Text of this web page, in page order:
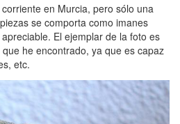
en Murcia, pero sólo una
se comporta como imanes
El ejemplar de la foto es
he encontrado, ya que es capaz
etc.